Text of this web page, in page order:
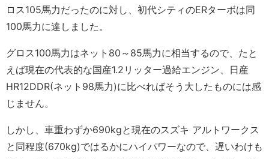
ロス105馬力だったのに対し、初代シティのERターボは同
100馬力に達しました。
グロス100馬力はネット80～85馬力に相当するので、たと
えば現在の代表的な国産1.2リッター過給エンジン、日産
HR12DDR(ネット98馬力)に比べればそう大したものには感
じません。
しかし、車重わずか690kgと現在のスズキ アルトワークス
と同程度(670kg)ではるかにハイパワーなので、遅いわけも